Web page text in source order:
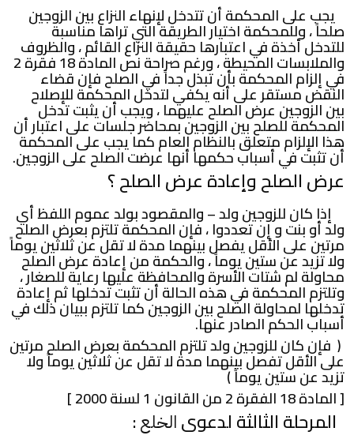
يجب على المحكمة أن تتدخل لإنهاء النزاع بين الزوجين
صلحاً ، وللمحكمة اختيار الطريقة التي تراها مناسبة
للتدخل أخذة في اعتبارها حقيقة النزاع القائم ، والظروف
والملابسات المحيطة ، ورغم صراحة نص المادة 18 فقرة 2
في إلزام المحكمة بأن تبذل جداً في الصلح فإن قضاء
النقض مستقر على أنه يكفي لتدخل المحكمة للإصلاح
بين الزوجين عرض الصلح عليهما ، ويجب أن يثبت تدخل
المحكمة للصلح بين الزوجين بمحاضر جلسات على اعتبار أن
هذا الإلزام متعلق بالنظام العام كما يجب على المحكمة
أن تثبت في أسباب حكمها أنها عرضت الصلح على الزوجين.
عرض الصلح وإعادة عرض الصلح ؟
إذا كان للزوجين ولد – والمقصود بولد عموم اللفظ أي
ولد أو بنت و إن تعددوا ، فإن المحكمة تلتزم بعرض الصلح
مرتين على الأقل يفصل بينهما مدة لا تقل عن ثلاثين يوماً
ولا تزيد عن ستين يوماً ، والحكمة من إعادة عرض الصلح
محاولة لم شتات الأسرة والمحافظة عليها رعاية للصغار ،
وتلتزم المحكمة في هذه الحالة أن تثبت تدخلها ثم إعادة
تدخلها لمحاولة الصلح بين الزوجين كما تلتزم ببيان ذلك في
أسباب الحكم الصادر عنها.
( فإن كان للزوجين ولد تلتزم المحكمة بعرض الصلح مرتين
على الأقل تفصل بينهما مدة لا تقل عن ثلاثين يوماً ولا
تزيد عن ستين يوماً )
[ المادة 18 الفقرة 2 من القانون 1 لسنة 2000 ]
المرحلة الثالثة لدعوى الخلع :